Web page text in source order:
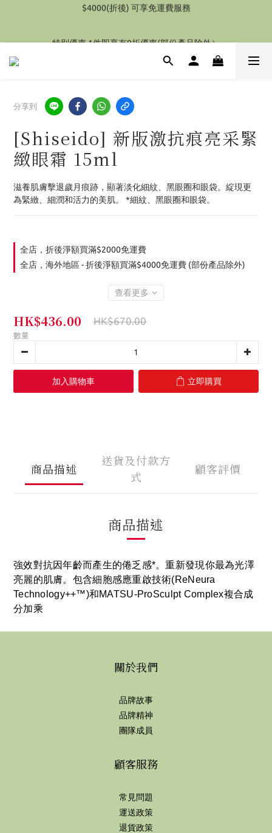
特別優惠 1件即享有9折優惠(部份產品除外）
分享到
[Shiseido] 新版激抗痕亮采緊
緻眼霜 15ml
滋養肌膚擊退歲月痕跡，顯著淡化細紋、黑眼圈和眼袋。綻現更
為緊緻、細潤和活力的美肌。 *細紋、黑眼圈和眼袋。
全店，折後淨額買滿$2000免運費
全店，海外地區 - 折後淨額買滿$4000免運費 (部份產品除外)
查看更多
HK$436.00 HK$670.00
數量
加入購物車 立即購買
商品描述
送貨及付款方
式
顧客評價
商品描述
強效對抗因年齡而產生的倦乏感*。重新發現你最為光澤
亮麗的肌膚。包含細胞感應重啟技術(ReNeura
Technology++™)和MATSU-ProSculpt Complex複合成
分加乘
關於我們
品牌故事
品牌精神
團隊成員
顧客服務
常見問題
運送政策
退貨政策